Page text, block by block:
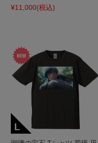
¥11,000(税込)